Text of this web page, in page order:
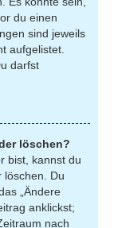
du einen
sind jeweils
aufgelistet.
darfst
löschen?
bist, kannst du
löschen. Du
„Ändere
anklickst;
nach